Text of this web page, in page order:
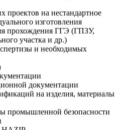
проектов на нестандартное
изготовления
прохождения ГГЭ (ГПЗУ,
участка и др.)
и необходимых
документации
на изделия, материалы
промышленной безопасности